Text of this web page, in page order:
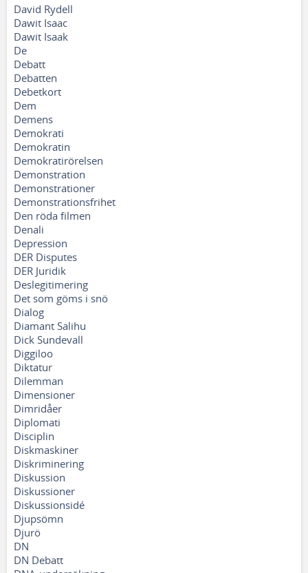
David Rydell
Dawit Isaac
Dawit Isaak
De
Debatt
Debatten
Debetkort
Dem
Demens
Demokrati
Demokratin
Demokratirörelsen
Demonstration
Demonstrationer
Demonstrationsfrihet
Den röda filmen
Denali
Depression
DER Disputes
DER Juridik
Deslegitimering
Det som göms i snö
Dialog
Diamant Salihu
Dick Sundevall
Diggiloo
Diktatur
Dilemman
Dimensioner
Dimridåer
Diplomati
Disciplin
Diskmaskiner
Diskriminering
Diskussion
Diskussioner
Diskussionsidé
Djupsömn
Djurö
DN
DN Debatt